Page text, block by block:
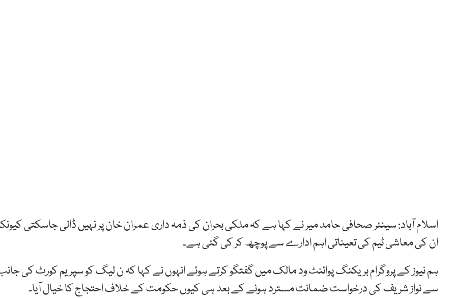
اسلام آباد: سینئر صحافی حامد میر نے کہا ہے کہ ملکی بحران کی ذمہ داری عمران خان پر نہیں ڈالی جاسکتی
ان کی معاشی ٹیم کی تعیناتی اہم ادارے سے پوچھ کر کی گئی ہے۔
ہم نیوز کے پروگرام بریکنگ پوائنٹ ود مالک میں گفتگو کرتے ہوئے انہوں نے کہا کہ ن لیگ کو سپریم کورٹ کی
سے نواز شریف کی درخواست ضمانت مسترد ہونے کے بعد ہی کیوں حکومت کے خلاف احتجاج کا خیال آیا۔